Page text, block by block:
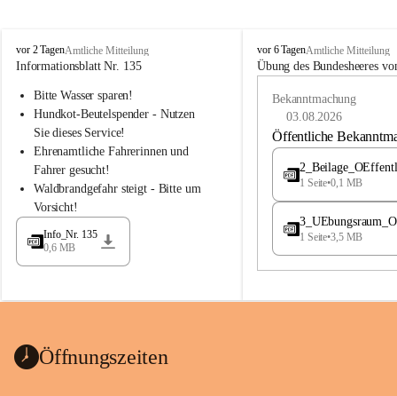
B
u
h
a
d
l
a
vor 2 TagenAmtliche Mitteilung
Informationsblatt Nr. 135
Bitte Wasser sparen!
Hundkot-Beutelspender - Nutzen
Sie dieses Service!
Ehrenamtliche Fahrerinnen und
Fahrer gesucht!
Waldbrandgefahr steigt - Bitte um
Vorsicht!
Info_Nr. 135
0,6 MB
B
u
e
a
vor 6 TagenAmtliche Mitteilung
Übung des Bundesheeres
Bekanntmachung
03.08.2026
Öffentliche
1 Seite•0,1 MB
1 Seite•3,5 MB
Öffnungszeiten